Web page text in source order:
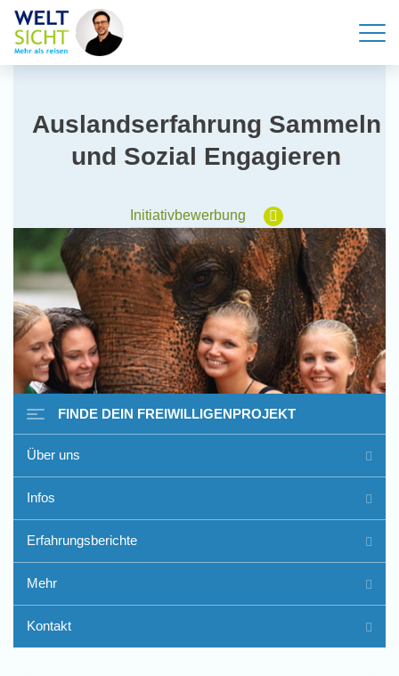
Auslandserfahrung Sammeln
und Sozial Engagieren
Initiativbewerbung
Freiwilligenarbeit im Ausland
- Erfahrungsberichte
FINDE DEIN FREIWILLIGENPROJEKT
Über uns
Infos
Erfahrungsberichte
Mehr
Kontakt